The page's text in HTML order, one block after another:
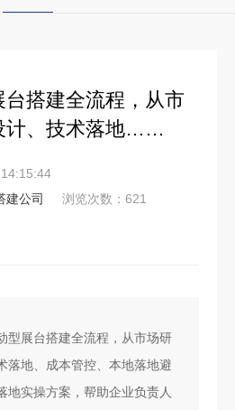
台搭建全流程，从市
计、技术落地……
建公司
浏览次数：621
型展台搭建全流程，从市场研
落地、成本管控、本地落地避
地实操方案，帮助企业负责人